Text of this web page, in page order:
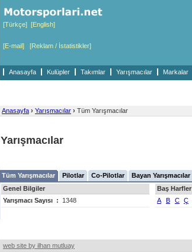
[Türkçe] [English]
[E-mail] [Reklam / İstatistikler]
Anasayfa Kulüpler Takımlar Yarışmacılar Markalar
Anasayfa › Yarışmacılar › Tüm Yarışmacılar
Yarışmacılar
Tüm Yarışmacılar Pilotlar Co-Pilotlar Bayan Yarışmacılar
Genel Bilgiler
Yarışmacı Sayısı : 1348
Baş Harfler
A
B C Ç
web site by ilhan mutluay